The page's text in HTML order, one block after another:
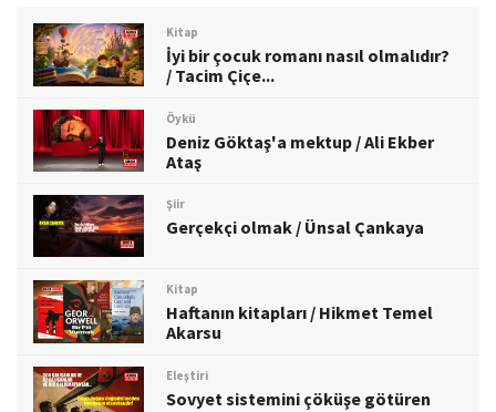
Kitap
İyi bir çocuk romanı nasıl olmalıdır?
/ Tacim Çiçe...
Öykü
Deniz Göktaş'a mektup / Ali Ekber
Ataş
Şiir
Gerçekçi olmak / Ünsal Çankaya
Kitap
Haftanın kitapları / Hikmet Temel
Akarsu
Eleştiri
Sovyet sistemini çöküşe götüren